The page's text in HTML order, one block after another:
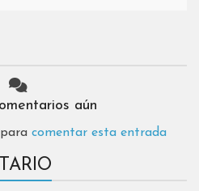
aún
comentar esta entrada